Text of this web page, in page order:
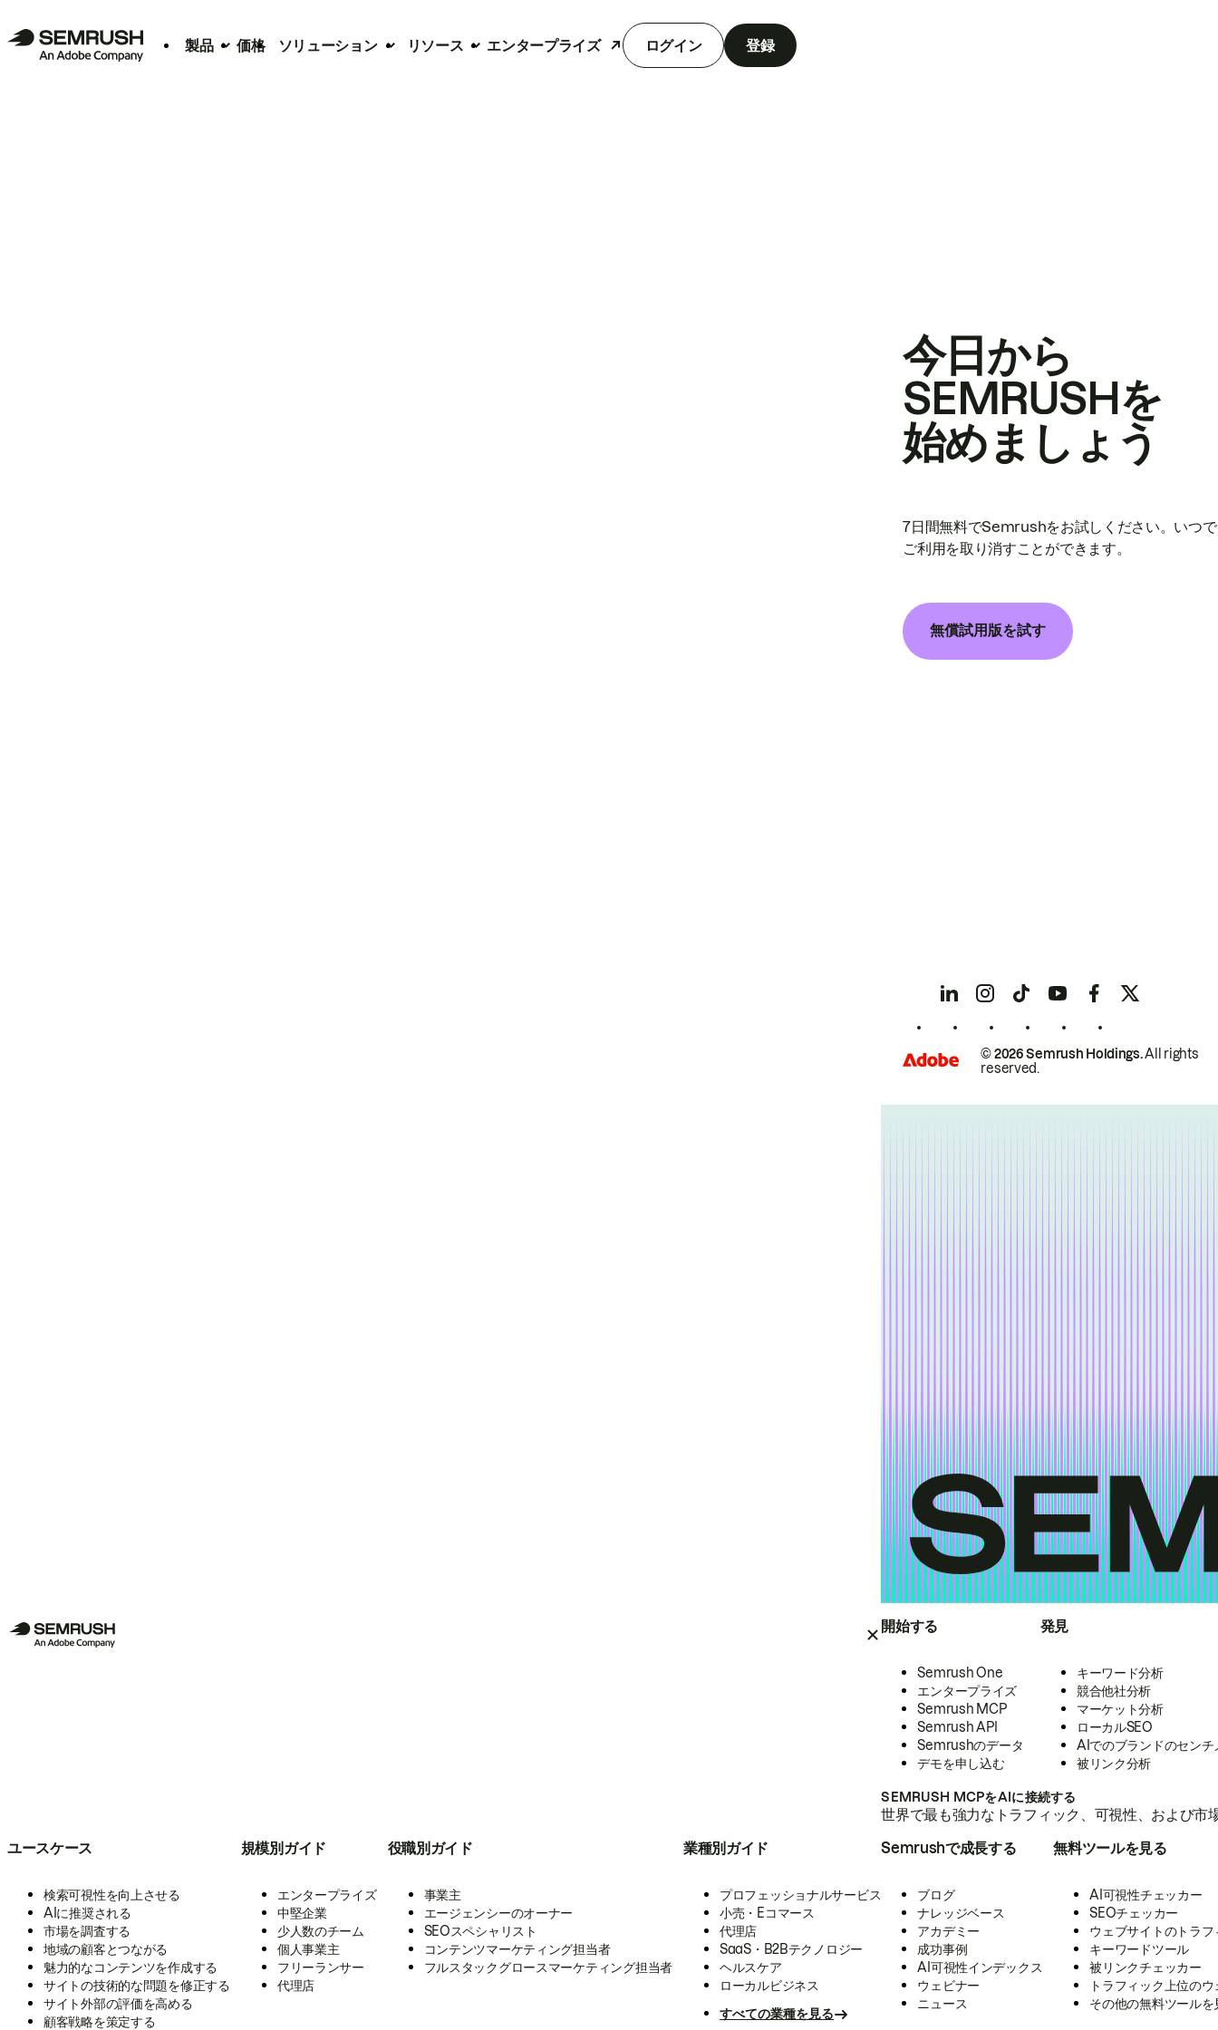
製品 価格 ソリューション リソース エンタープライズ ログイン 登録
開始する
Semrush One
エンタープライズ
Semrush MCP
Semrush API
Semrushのデータ
デモを申し込む
発見
キーワード分析
競合他社分析
マーケット分析
ローカルSEO
AIでのブランドのセンチ
被リンク分析
SEMRUSH MCPをAIに接続する
世界で最も強力なトラフィック、可視性、および
ユースケース
検索可視性を向上させる
AIに推奨される
市場を調査する
地域の顧客とつながる
魅力的なコンテンツを作成する
サイトの技術的な問題を修正する
サイト外部の評価を高める
顧客戦略を策定する
規模別ガイド
エンタープライズ
中堅企業
少人数のチーム
個人事業主
フリーランサー
代理店
役職別ガイド
事業主
エージェンシーのオーナー
SEOスペシャリスト
コンテンツマーケティング担当者
フルスタックグロースマーケティング担当者
業種別ガイド
プロフェッショナルサービス
小売・Eコマース
代理店
SaaS・B2Bテクノロジー
ヘルスケア
ローカルビジネス
すべての業種を見る
Semrushで成長する
ブログ
ナレッジベース
アカデミー
成功事例
AI可視性インデックス
ウェビナー
ニュース
無料ツールを見る
AI可視性チェッカー
SEOチェッカー
ウェブサイトのトラ
キーワードツール
被リンクチェッカー
トラフィック上位の
その他の無料ツールを
今日から
SEMRUSHを
始めましょう
7日間無料でSemrushをお試しください。いつ
ご利用を取り消すことができます。
無償試用版を試す
© 2026 Semrush Holdings.All rights
reserved.